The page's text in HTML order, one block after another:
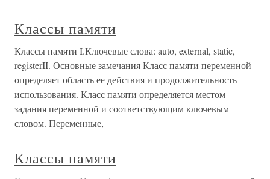
Классы памяти
Классы памяти I.Ключевые слова: auto, external, static,
registerII. Основные замечания Класс памяти переменной
определяет область ее действия и продолжительность
использования. Класс памяти определяется местом
задания переменной и соответствующим ключевым
словом. Переменные,
Классы памяти